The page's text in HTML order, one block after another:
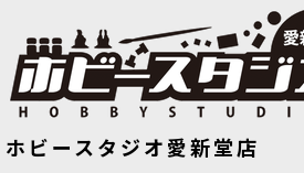
銀河に浮かぶ惑星名。かの
なす緑の天蓋を思わせる。
[シタデルカラー：DRY]
ブルー[23-06]
580円 (税込)
5点
NAR BURGUNDY バラク・ナール・バ
ーガンディ[ 21-49 ]
ームヴ
ホビースタジオ愛新堂店